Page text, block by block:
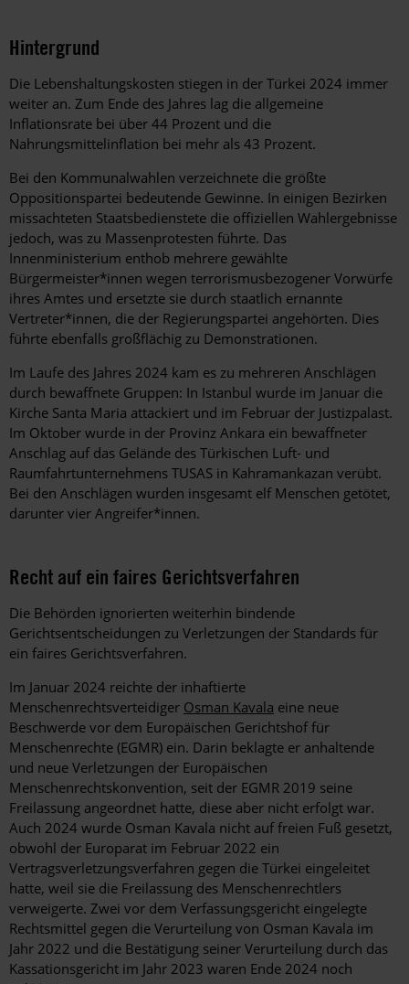
Hintergrund
Die Lebenshaltungskosten stiegen in der Türkei 2024 immer
weiter an. Zum Ende des Jahres lag die allgemeine
Inflationsrate bei über 44 Prozent und die
Nahrungsmittelinflation bei mehr als 43 Prozent.
Bei den Kommunalwahlen verzeichnete die größte
Oppositionspartei bedeutende Gewinne. In einigen Bezirken
missachteten Staatsbedienstete die offiziellen Wahlergebnisse
jedoch, was zu Massenprotesten führte. Das
Innenministerium enthob mehrere gewählte
Bürgermeister*innen wegen terrorismusbezogener Vorwürfe
ihres Amtes und ersetzte sie durch staatlich ernannte
Vertreter*innen, die der Regierungspartei angehörten. Dies
führte ebenfalls großflächig zu Demonstrationen.
Im Laufe des Jahres 2024 kam es zu mehreren Anschlägen
durch bewaffnete Gruppen: In Istanbul wurde im Januar die
Kirche Santa Maria attackiert und im Februar der Justizpalast.
Im Oktober wurde in der Provinz Ankara ein bewaffneter
Anschlag auf das Gelände des Türkischen Luft- und
Raumfahrtunternehmens TUSAS in Kahramankazan verübt.
Bei den Anschlägen wurden insgesamt elf Menschen getötet,
darunter vier Angreifer*innen.
Recht auf ein faires Gerichtsverfahren
Die Behörden ignorierten weiterhin bindende
Gerichtsentscheidungen zu Verletzungen der Standards für
ein faires Gerichtsverfahren.
Im Januar 2024 reichte der inhaftierte
Menschenrechtsverteidiger Osman Kavala eine neue
Beschwerde vor dem Europäischen Gerichtshof für
Menschenrechte (EGMR) ein. Darin beklagte er anhaltende
und neue Verletzungen der Europäischen
Menschenrechtskonvention, seit der EGMR 2019 seine
Freilassung angeordnet hatte, diese aber nicht erfolgt war.
Auch 2024 wurde Osman Kavala nicht auf freien Fuß gesetzt,
obwohl der Europarat im Februar 2022 ein
Vertragsverletzungsverfahren gegen die Türkei eingeleitet
hatte, weil sie die Freilassung des Menschenrechtlers
verweigerte. Zwei vor dem Verfassungsgericht eingelegte
Rechtsmittel gegen die Verurteilung von Osman Kavala im
Jahr 2022 und die Bestätigung seiner Verurteilung durch das
Kassationsgericht im Jahr 2023 waren Ende 2024 noch